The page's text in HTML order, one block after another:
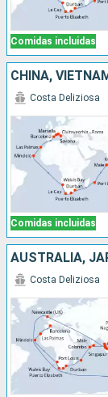
Comidas incluidas
Comidas incluidas
Costa Deliziosa
Costa Deliziosa